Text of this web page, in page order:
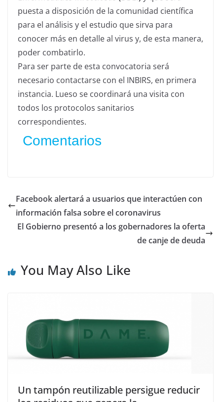
puesta a disposición de la comunidad científica
para el análisis y el estudio que sirva para
conocer más en detalle al virus y, de esta manera,
poder combatirlo.
Para ser parte de esta convocatoria será
necesario contactarse con el INBIRS, en primera
instancia. Lueso se coordinará una visita con
todos los protocolos sanitarios
correspondientes.
Comentarios
Facebook alertará a usuarios que interactúen con
información falsa sobre el coronavirus
El Gobierno presentó a los gobernadores la oferta
de canje de deuda
You May Also Like
Un tampón reutilizable persigue reducir